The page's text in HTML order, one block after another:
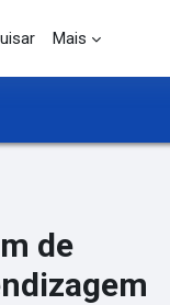
Mais
de